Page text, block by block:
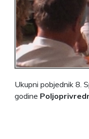
Ukupni pobjednik 8.
godine